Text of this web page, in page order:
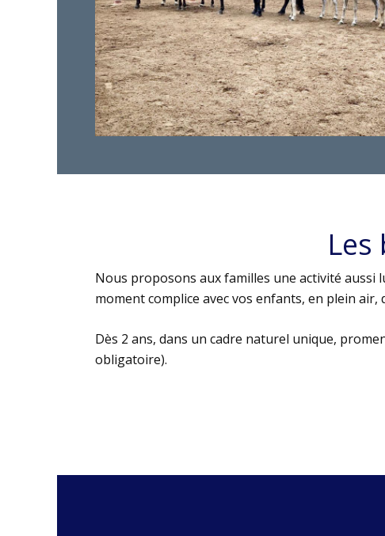
Nous proposons aux familles une activité aussi
moment complice avec vos enfants, en plein
Dès 2 ans, dans un cadre naturel unique,
obligatoire).